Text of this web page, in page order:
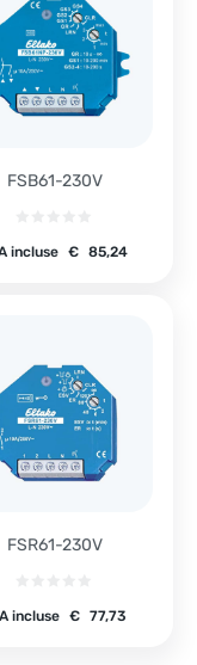
FSB61-230V
€ 85,24
incluse
FSR61-230V
€ 77,73
incluse